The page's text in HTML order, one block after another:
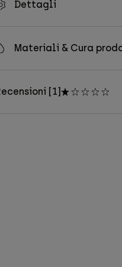
Dettagli
Materiali & Cura
[1]